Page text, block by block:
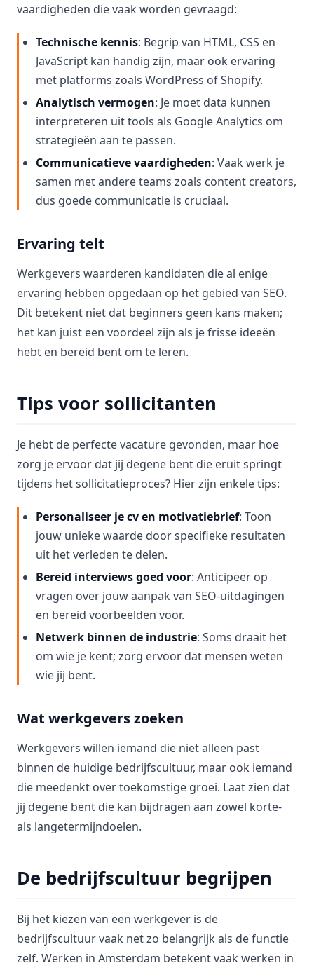
vaardigheden die vaak worden gevraagd:
Technische kennis: Begrip van HTML, CSS en
JavaScript kan handig zijn, maar ook ervaring
met platforms zoals WordPress of Shopify.
Analytisch vermogen: Je moet data kunnen
interpreteren uit tools als Google Analytics om
strategieën aan te passen.
Communicatieve vaardigheden: Vaak werk je
samen met andere teams zoals content creators,
dus goede communicatie is cruciaal.
Ervaring telt
Werkgevers waarderen kandidaten die al enige
ervaring hebben opgedaan op het gebied van SEO.
Dit betekent niet dat beginners geen kans maken;
het kan juist een voordeel zijn als je frisse ideeën
hebt en bereid bent om te leren.
Tips voor sollicitanten
Je hebt de perfecte vacature gevonden, maar hoe
zorg je ervoor dat jij degene bent die eruit springt
tijdens het sollicitatieproces? Hier zijn enkele tips:
Personaliseer je cv en motivatiebrief: Toon
jouw unieke waarde door specifieke resultaten
uit het verleden te delen.
Bereid interviews goed voor: Anticipeer op
vragen over jouw aanpak van SEO-uitdagingen
en bereid voorbeelden voor.
Netwerk binnen de industrie: Soms draait het
om wie je kent; zorg ervoor dat mensen weten
wie jij bent.
Wat werkgevers zoeken
Werkgevers willen iemand die niet alleen past
binnen de huidige bedrijfscultuur, maar ook iemand
die meedenkt over toekomstige groei. Laat zien dat
jij degene bent die kan bijdragen aan zowel korte-
als langetermijndoelen.
De bedrijfscultuur begrijpen
Bij het kiezen van een werkgever is de
bedrijfscultuur vaak net zo belangrijk als de functie
zelf. Werken in Amsterdam betekent vaak werken in